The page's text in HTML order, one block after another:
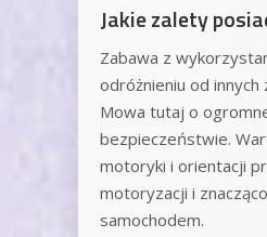
Jakie zalety
Zabawa z
odróżnieniu od
Mowa tutaj o
bezpieczeństwie.
motoryki i orientacji
motoryzacji i
samochodem.